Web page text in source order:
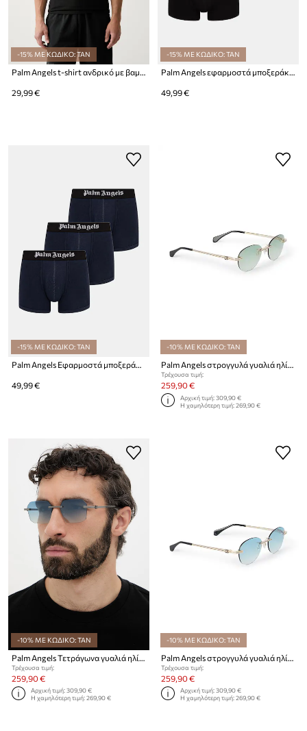
-15% ΜΕ ΚΩΔΙΚΟ: TAN
Palm Angels t-shirt ανδρικό με βαμβάκι
29,99 €
-15% ΜΕ ΚΩΔΙΚΟ: TAN
Palm Angels εφαρμοστά μποξεράκια ανδρικά με βαμβάκι και ελαστάν 3-pack
49,99 €
-15% ΜΕ ΚΩΔΙΚΟ: TAN
Palm Angels Εφαρμοστά μποξεράκια Ανδρικά βαμβάκι με ελαστάν 3-pack
49,99 €
-10% ΜΕ ΚΩΔΙΚΟ: TAN
Palm Angels στρογγυλά γυαλιά ηλίου
Τρέχουσα τιμή:
259,90 €
Αρχική τιμή:309,90 €
Η χαμηλότερη τιμή:269,90 €
-10% ΜΕ ΚΩΔΙΚΟ: TAN
Τρέχουσα τιμή:
259,90 €
Αρχική τιμή:309,90 €
Η χαμηλότερη τιμή:269,90 €
-10% ΜΕ ΚΩΔΙΚΟ: TAN
Τρέχουσα τιμή:
259,90 €
Αρχική τιμή:309,90 €
Η χαμηλότερη τιμή:269,90 €